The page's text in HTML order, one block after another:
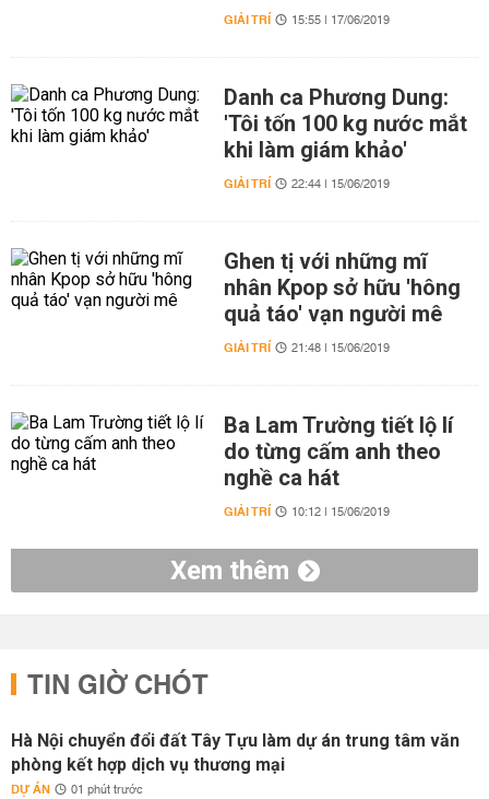
GIẢI TRÍ 15:55 | 17/06/2019
Danh ca Phương Dung:
'Tôi tốn 100 kg nước mắt
khi làm giám khảo'
GIẢI TRÍ 22:44 | 15/06/2019
Ghen tị với những mĩ
nhân Kpop sở hữu 'hông
quả táo' vạn người mê
GIẢI TRÍ 21:48 | 15/06/2019
Ba Lam Trường tiết lộ lí
do từng cấm anh theo
nghề ca hát
GIẢI TRÍ 10:12 | 15/06/2019
Xem thêm
TIN GIỜ CHÓT
Hà Nội chuyển đổi đất Tây Tựu làm dự án trung tâm văn
phòng kết hợp dịch vụ thương mại
DỰ ÁN 01 phút trước